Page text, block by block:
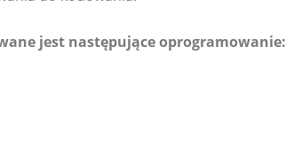
jest następujące oprogramowanie: